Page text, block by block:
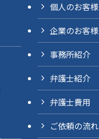
個人のお客様
企業のお客様
事務所紹介
弁護士紹介
弁護士費用
ご依頼の流れ